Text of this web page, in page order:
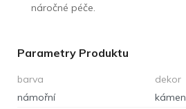
náročné péče.
Parametry Produktu
barva
námořní
dekor
kámen